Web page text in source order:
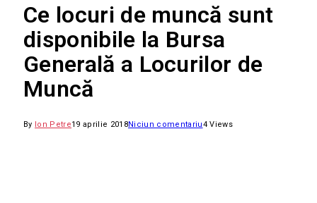
Ce locuri de muncă sunt
disponibile la Bursa
Generală a Locurilor de
Muncă
By Ion Petre19 aprilie 2018Niciun comentariu4Views